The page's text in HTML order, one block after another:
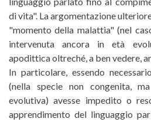
di vita". La argomentazione
"momento della malattia" (nel
intervenuta ancora in età
apodittica oltreché, a ben vedere,
In particolare, essendo
(nella specie non congenita,
evolutiva) avesse impedito o
apprendimento del linguaggio